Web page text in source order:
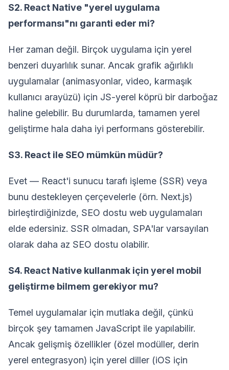
S2. React Native "yerel uygulama
performansı"nı garanti eder mi?
Her zaman değil. Birçok uygulama için yerel
benzeri duyarlılık sunar. Ancak grafik ağırlıklı
uygulamalar (animasyonlar, video, karmaşık
kullanıcı arayüzü) için JS-yerel köprü bir darboğaz
haline gelebilir. Bu durumlarda, tamamen yerel
geliştirme hala daha iyi performans gösterebilir.
S3. React ile SEO mümkün müdür?
Evet — React'i sunucu tarafı işleme (SSR) veya
bunu destekleyen çerçevelerle (örn. Next.js)
birleştirdiğinizde, SEO dostu web uygulamaları
elde edersiniz. SSR olmadan, SPA'lar varsayılan
olarak daha az SEO dostu olabilir.
S4. React Native kullanmak için yerel mobil
geliştirme bilmem gerekiyor mu?
Temel uygulamalar için mutlaka değil, çünkü
birçok şey tamamen JavaScript ile yapılabilir.
Ancak gelişmiş özellikler (özel modüller, derin
yerel entegrasyon) için yerel diller (iOS için